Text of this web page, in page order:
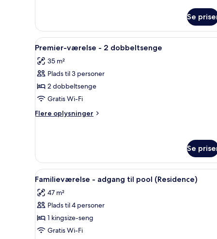
Deluxe
Pool)
værelse
1
seng
(Premium
Deluxe
Se
Indlæs
alle
billeder
af
Premier-
værelse
-
2
Et hotelværelse med to
4
Premier-værelse - 2 dobbeltsenge
35 m²
Plads til 3 personer
2 dobbeltsenge
Gratis Wi-Fi
Flere oplysninger
Flere
-
dobbeltsenge
Se
Indlæs
alle
billeder
af
Familieværelse
-
Et hotelværelse med en
6
Familieværelse - adgang til pool (Residence)
47 m²
Plads til 4 personer
1 kingsize-seng
Gratis Wi-Fi